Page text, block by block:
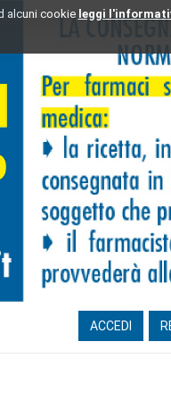
alcuni cookie leggi
ACCEDI